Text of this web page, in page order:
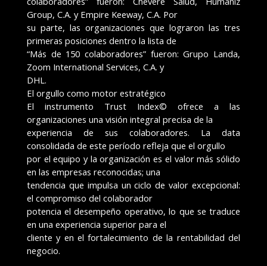
Group, C.A. y Empire Keeway, C.A. Por
su parte, las organizaciones que lograron las tres
primeras posiciones dentro la lista de
“Más de 150 colaboradores” fueron: Grupo Landa,
Zoom International Services, C.A. y
DHL.
El orgullo como motor estratégico
El instrumento Trust Index© ofrece a las
organizaciones una visión integral precisa de la
experiencia de sus colaboradores. La data
consolidada de este período refleja que el orgullo
por el equipo y la organización es el valor más sólido
en las empresas reconocidas; una
tendencia que impulsa un ciclo de valor excepcional:
el compromiso del colaborador
potencia el desempeño operativo, lo que se traduce
en una experiencia superior para el
cliente y en el fortalecimiento de la rentabilidad del
negocio.